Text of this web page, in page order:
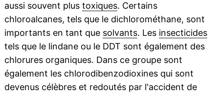
aussi souvent plus toxiques. Certains
chloroalcanes, tels que le dichlorométhane, sont
importants en tant que solvants. Les insecticides
tels que le lindane ou le DDT sont également des
chlorures organiques. Dans ce groupe sont
également les chlorodibenzodioxines qui sont
devenus célèbres et redoutés par l'accident de